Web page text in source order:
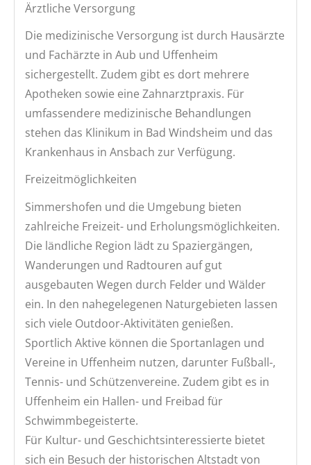
Ärztliche Versorgung
Die medizinische Versorgung ist durch Hausärzte
und Fachärzte in Aub und Uffenheim
sichergestellt. Zudem gibt es dort mehrere
Apotheken sowie eine Zahnarztpraxis. Für
umfassendere medizinische Behandlungen
stehen das Klinikum in Bad Windsheim und das
Krankenhaus in Ansbach zur Verfügung.
Freizeitmöglichkeiten
Simmershofen und die Umgebung bieten
zahlreiche Freizeit- und Erholungsmöglichkeiten.
Die ländliche Region lädt zu Spaziergängen,
Wanderungen und Radtouren auf gut
ausgebauten Wegen durch Felder und Wälder
ein. In den nahegelegenen Naturgebieten lassen
sich viele Outdoor-Aktivitäten genießen.
Sportlich Aktive können die Sportanlagen und
Vereine in Uffenheim nutzen, darunter Fußball-,
Tennis- und Schützenvereine. Zudem gibt es in
Uffenheim ein Hallen- und Freibad für
Schwimmbegeisterte.
Für Kultur- und Geschichtsinteressierte bietet
sich ein Besuch der historischen Altstadt von